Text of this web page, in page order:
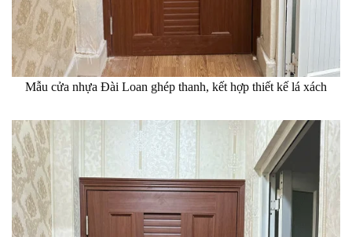
Mẫu cửa nhựa Đài Loan ghép thanh, kết hợp thiết kế lá xách